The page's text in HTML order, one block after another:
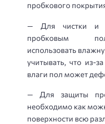
пробкового
— Для чистки и
пробковым
использовать
учитывать, что из-
влаги пол может
— Для защиты
необходимо как
поверхности всю